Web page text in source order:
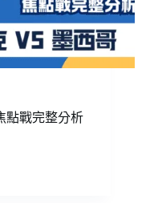
點戰完整分析